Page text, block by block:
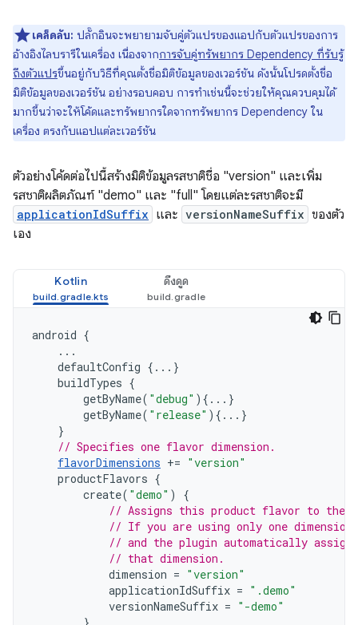
เคล็ดลับ: ปลั๊กอินจะพยายามจับคู่ตัวแปรของแอปกับตัวแปรของการ
อ้างอิงไลบรารีในเครื่อง เนื่องจากการจับคู่ทรัพยากร Dependency ที่รับรู้
ถึงตัวแปรขึ้นอยู่กับวิธีที่คุณตั้งชื่อมิติข้อมูลของเวอร์ชัน ดังนั้นโปรดตั้งชื่อ
มิติข้อมูลของเวอร์ชัน อย่างรอบคอบ การทำเช่นนี้จะช่วยให้คุณควบคุมได้
มากขึ้นว่าจะให้โค้ดและทรัพยากรใดจากทรัพยากร Dependency ใน
เครื่อง ตรงกับแอปแต่ละเวอร์ชัน
ตัวอย่างโค้ดต่อไปนี้สร้างมิติข้อมูลรสชาติชื่อ "version" และเพิ่ม
รสชาติผลิตภัณฑ์ "demo" และ "full" โดยแต่ละรสชาติจะมี
applicationIdSuffix และ versionNameSuffix ของตัว
เอง
Kotlin ดึงดูด
android {
...
defaultConfig {...}
buildTypes {
getByName( "debug" ){...}
getByName( "release" ){...}
}
// Specifies one flavor dimension.
flavorDimensions += "version"
productFlavors {
create( "demo" )
{
// Assigns this product flavor to the
// If you are using only one
// and the plugin automatically
// that dimension.
dimension = "version"
applicationIdSuffix = ".demo"
versionNameSuffix = "-demo"